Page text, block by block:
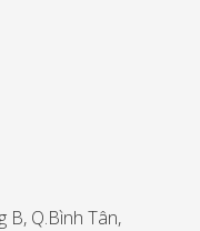
B, Q.Bình Tân,